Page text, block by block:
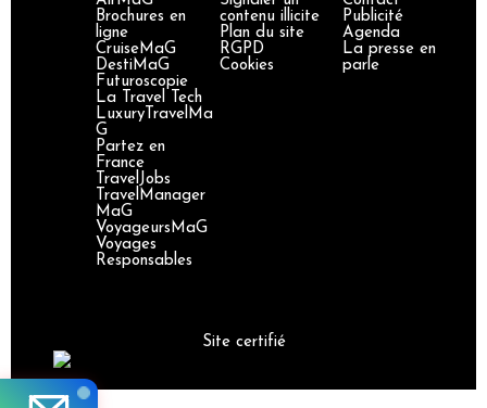
Brochures en
ligne
CruiseMaG
DestiMaG
Futuroscopie
La Travel Tech
LuxuryTravelMa
G
Partez en
France
TravelJobs
TravelManager
MaG
VoyageursMaG
Voyages
Responsables
contenu illicite
Plan du site
RGPD
Cookies
Publicité
Agenda
La presse en
parle
Site certifié